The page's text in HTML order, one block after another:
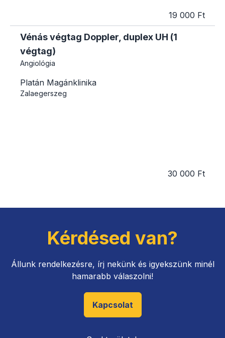
19 000 Ft
Vénás végtag Doppler, duplex UH (1
végtag)
Angiológia
Platán Magánklinika
Zalaegerszeg
30 000 Ft
Kérdésed van?
Állunk rendelkezésre, írj nekünk és igyekszünk minél
hamarabb válaszolni!
Kapcsolat